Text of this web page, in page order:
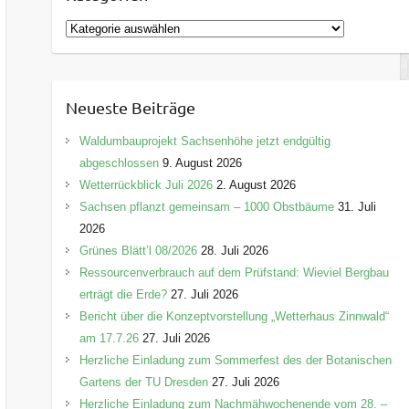
K
a
g
o
i
e
Neueste Beiträge
Waldumbauprojekt Sachsenhöhe jetzt endgültig
abgeschlossen 9. August 2026
Wetterrückblick Juli 2026 2. August 2026
Sachsen pflanzt gemeinsam – 1000 Obstbäume 31. Juli
2026
Grünes Blätt’l 08/2026 28. Juli 2026
Ressourcenverbrauch auf dem Prüfstand: Wieviel Bergbau
erträgt die Erde? 27. Juli 2026
Bericht über die Konzeptvorstellung „Wetterhaus Zinnwald“
am 17.7.26 27. Juli 2026
Herzliche Einladung zum Sommerfest des der Botanischen
Gartens der TU Dresden 27. Juli 2026
Herzliche Einladung zum Nachmähwochenende vom 28. –